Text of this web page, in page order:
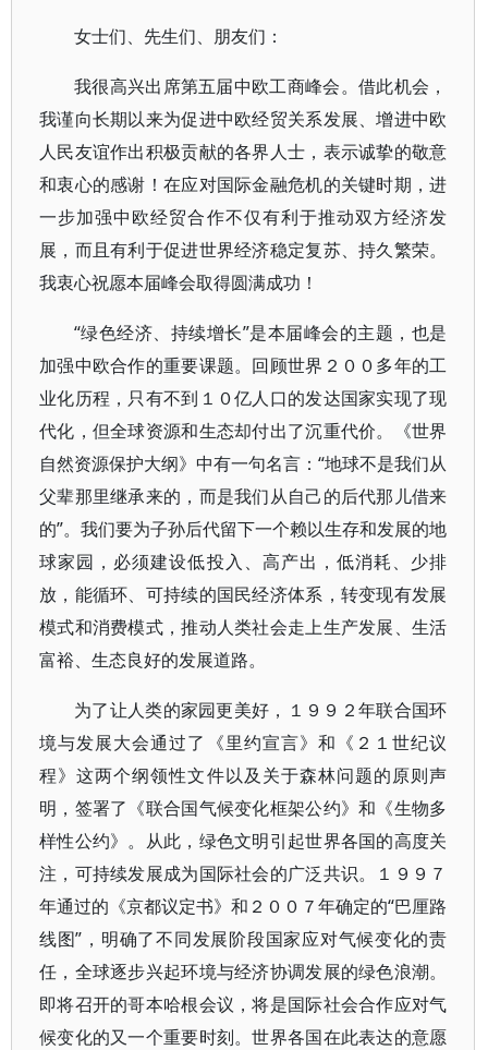
女士们、先生们、朋友们：
我很高兴出席第五届中欧工商峰会。借此机会，
我谨向长期以来为促进中欧经贸关系发展、增进中欧
人民友谊作出积极贡献的各界人士，表示诚挚的敬意
和衷心的感谢！在应对国际金融危机的关键时期，进
一步加强中欧经贸合作不仅有利于推动双方经济发
展，而且有利于促进世界经济稳定复苏、持久繁荣。
我衷心祝愿本届峰会取得圆满成功！
“绿色经济、持续增长”是本届峰会的主题，也是
加强中欧合作的重要课题。回顾世界２００多年的工
业化历程，只有不到１０亿人口的发达国家实现了现
代化，但全球资源和生态却付出了沉重代价。《世界
自然资源保护大纲》中有一句名言：“地球不是我们从
父辈那里继承来的，而是我们从自己的后代那儿借来
的”。我们要为子孙后代留下一个赖以生存和发展的地
球家园，必须建设低投入、高产出，低消耗、少排
放，能循环、可持续的国民经济体系，转变现有发展
模式和消费模式，推动人类社会走上生产发展、生活
富裕、生态良好的发展道路。
为了让人类的家园更美好，１９９２年联合国环
境与发展大会通过了《里约宣言》和《２１世纪议
程》这两个纲领性文件以及关于森林问题的原则声
明，签署了《联合国气候变化框架公约》和《生物多
样性公约》。从此，绿色文明引起世界各国的高度关
注，可持续发展成为国际社会的广泛共识。１９９７
年通过的《京都议定书》和２００７年确定的“巴厘路
线图”，明确了不同发展阶段国家应对气候变化的责
任，全球逐步兴起环境与经济协调发展的绿色浪潮。
即将召开的哥本哈根会议，将是国际社会合作应对气
候变化的又一个重要时刻。世界各国在此表达的意愿